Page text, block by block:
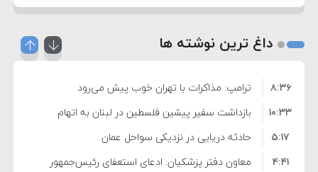
داغ ترین نوشته ها
ترامپ: مذاکرات با تهران خوب پیش می‌رود
۸:۳۶
بازداشت سفیر پیشین فلسطین در لبنان به اتهام
فساد و اختلاس اموال
۱۰:۳۳
حادثه دریایی در نزدیکی سواحل عمان
۵:۱۷
معاون دفتر پزشکیان: ادعای استعفای رئیس‌جمهور
۴:۴۱